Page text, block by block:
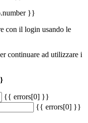
}}
con il login usando le
continuare ad utilizzare i
{{ errors[0] }}
{{ errors[0] }}